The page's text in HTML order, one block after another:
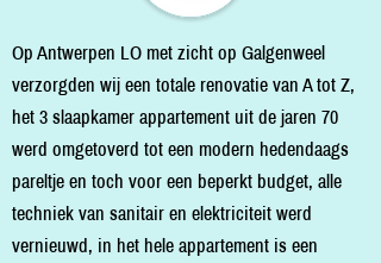
Op Antwerpen LO met zicht op Galgenweel
verzorgden wij een totale renovatie van A tot Z,
het 3 slaapkamer appartement uit de jaren 70
werd omgetoverd tot een modern hedendaags
pareltje en toch voor een beperkt budget, alle
techniek van sanitair en elektriciteit werd
vernieuwd, in het hele appartement is een